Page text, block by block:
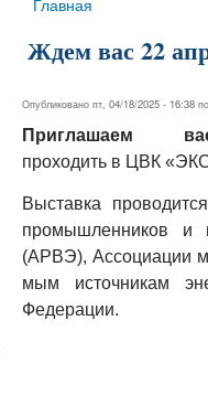
Вы здесь
Главная
Ждем вас 22
Опубликовано пт, 04/18/2025 - 16:38
Приглашаем
проходить в ЦВК
Выставка
промышлен­ни­ков и
(АРВЭ), Ассоциации
мым источни­кам
Федерации.